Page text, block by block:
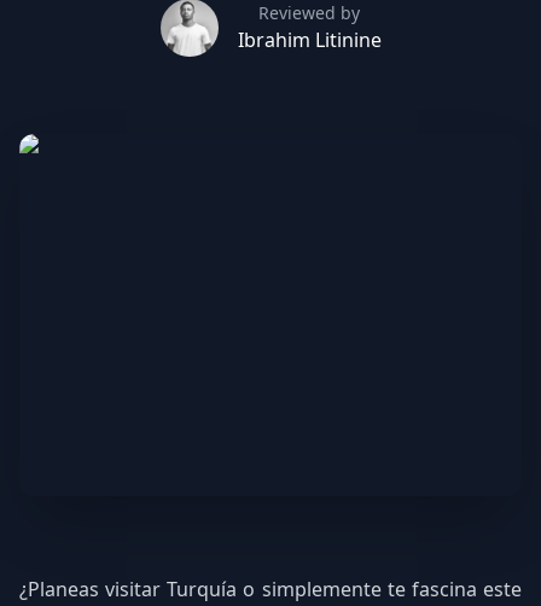
Reviewed by
Ibrahim Litinine
¿Planeas visitar Turquía o simplemente te fascina este